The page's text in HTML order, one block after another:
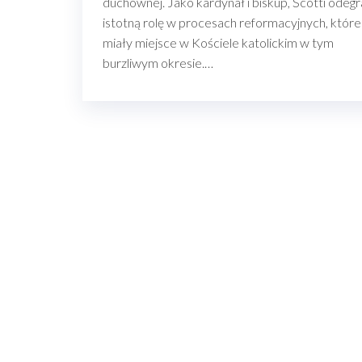
istotną rolę w procesach reformacyjnych, które
miały miejsce w Kościele katolickim w tym
burzliwym okresie.…